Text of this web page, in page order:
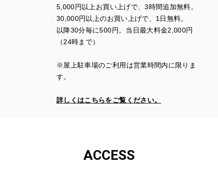
5 000円以上お買い上げで、3時間追加無料。
30 ,000円以上のお買い上げで、 1 日無料。
以降30分毎に500円。当日最大料金2 ,000円
（24時まで）
※屋上駐車場のご利用は営業時間内に限りま
す。
詳しくはこちらをご覧ください。
ACCESS